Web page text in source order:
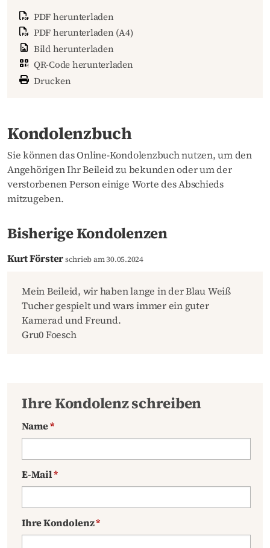
PDF herunterladen
PDF herunterladen (A4)
Bild herunterladen
QR-Code herunterladen
Drucken
Kondolenzbuch
Sie können das Online-Kondolenzbuch nutzen, um den
Angehörigen Ihr Beileid zu bekunden oder um der
verstorbenen Person einige Worte des Abschieds
mitzugeben.
Bisherige Kondolenzen
Kurt Försterschrieb am 30.05.2024
Mein Beileid, wir haben lange in der Blau Weiß
Tucher gespielt und wars immer ein guter
Kamerad und Freund.
Gru0 Foesch
Ihre Kondolenz schreiben
Name*
E-Mail*
Ihre Kondolenz*